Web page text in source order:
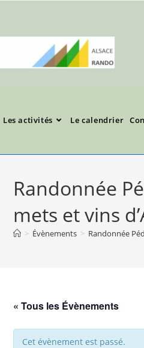
Les activités Le calendrier
Randonnée
mets et vins
> Évènements > Randonnée
« Tous les Évènements
Cet évènement est passé.